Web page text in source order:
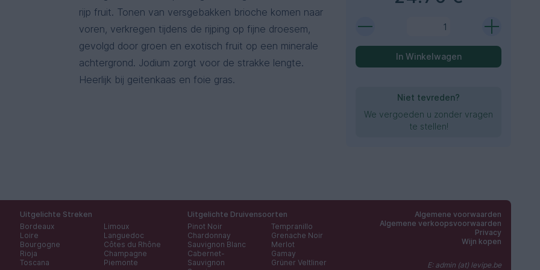
rijp fruit. Tonen van versgebakken brioche komen naar
voren, verkregen tijdens de rijping op fijne droesem,
gevolgd door groen en exotisch fruit op een minerale
achtergrond. Jodium zorgt voor de strakke lengte.
Heerlijk bij geitenkaas en foie gras.
In Winkelwagen
Niet tevreden?
We vergoeden u zonder vragen
te stellen!
Uitgelichte Streken
Bordeaux
Loire
Bourgogne
Rioja
Toscana
Limoux
Languedoc
Côtes du Rhône
Champagne
Piemonte
Uitgelichte Druivensoorten
Pinot Noir
Chardonnay
Sauvignon Blanc
Cabernet-
Sauvignon
Tempranillo
Grenache Noir
Merlot
Gamay
Grüner Veltliner
Algemene voorwaarden
Algemene verkoopsvoorwaarden
Privacy
Wijn kopen
E: admin (at) levipe.be